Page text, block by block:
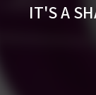
IT'S A